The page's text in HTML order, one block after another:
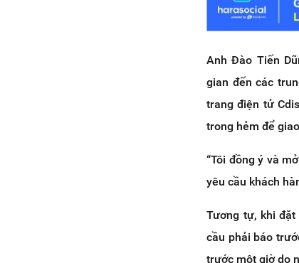
Anh Đào Tiến
gian đến các
trang điện tử
trong hẻm để
“Tôi đồng ý và
yêu cầu khách
Tương tự, khi
cầu phải báo
trước một giờ do